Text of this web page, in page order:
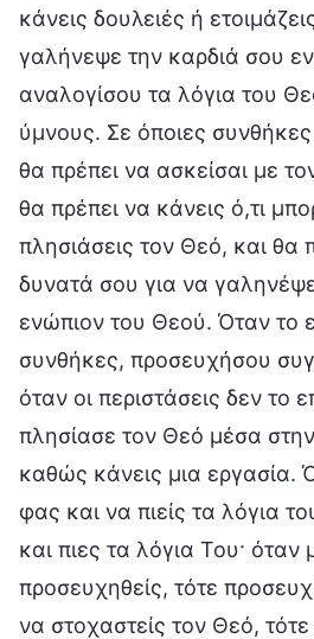
κάνεις δουλειές ή
γαλήνεψε την καρδιά σου
αναλογίσου τα λόγια του
ύμνους. Σε όποιες συνθήκες
θα πρέπει να ασκείσαι με
θα πρέπει να κάνεις ό,τι
πλησιάσεις τον Θεό, και θα
δυνατά σου για να
ενώπιον του Θεού. Όταν το
συνθήκες, προσευχήσου
όταν οι περιστάσεις δεν το
πλησίασε τον Θεό μέσα
καθώς κάνεις μια εργασία.
φας και να πιείς τα λόγια
και πιες τα λόγια Του· όταν
προσευχηθείς, τότε
να στοχαστείς τον Θεό,